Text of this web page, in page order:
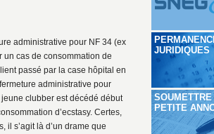
administrative pour NF 34 (ex
un cas de consommation de
passé par la case hôpital en
administrative pour
clubber est décédé début
d’ecstasy. Certes,
il s’agit là d’un drame que
JURIDIQUES
SOUMETTRE
PETITE